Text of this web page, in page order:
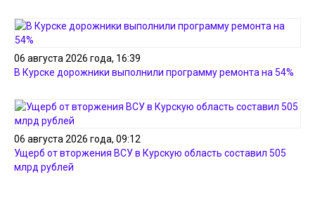
06 августа 2026 года, 16:39
В Курске дорожники выполнили программу ремонта на 54%
06 августа 2026 года, 09:12
Ущерб от вторжения ВСУ в Курскую область составил 505
млрд рублей